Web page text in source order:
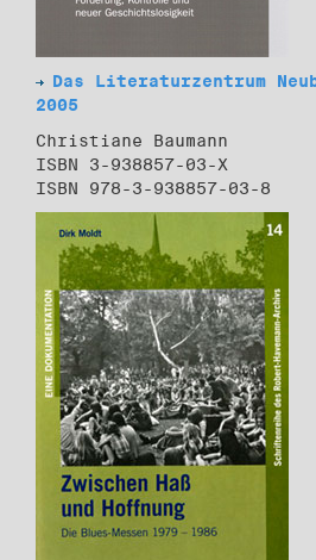
Das Literaturzentrum
2005
Christiane Baumann
ISBN 3-938857-03-X
ISBN 978-3-938857-03-8